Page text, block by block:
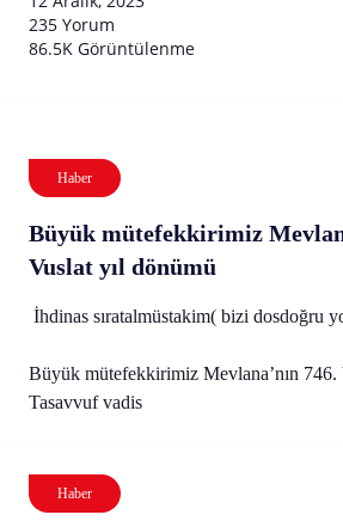
235 Yorum
86.5K Görüntülenme
Haber
Büyük mütefekkirimiz
Vuslat yıl dönümü
İhdinas sıratalmüstakim( bizi dosdoğru
Büyük mütefekkirimiz Mevlana’nın 746.
Tasavvuf vadis
Haber